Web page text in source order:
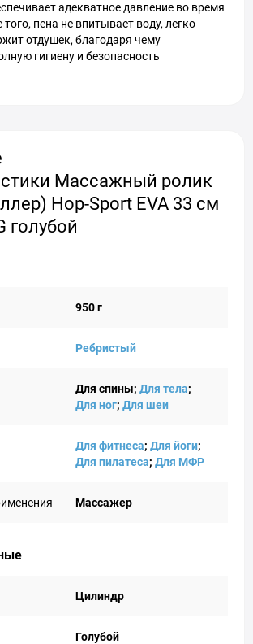
адекватное давление во время
пена не впитывает воду, легко
отдушек, благодаря чему
гигиену и безопасность
Массажный ролик
Hop-Sport EVA 33 см
голубой
950 г
Ребристый
Для спины; Для тела;
Для ног; Для шеи
Для фитнеса; Для йоги;
Для пилатеса; Для МФР
Массажер
Цилиндр
Голубой